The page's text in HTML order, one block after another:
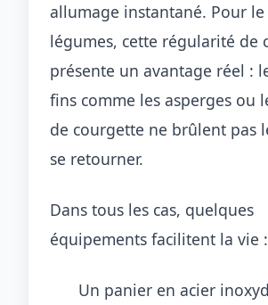
allumage instantané. Pour le
légumes, cette régularité de
présente un avantage réel :
fins comme les asperges ou
de courgette ne brûlent pas
se retourner.
Dans tous les cas, quelques
équipements facilitent la vie :
Un panier en acier